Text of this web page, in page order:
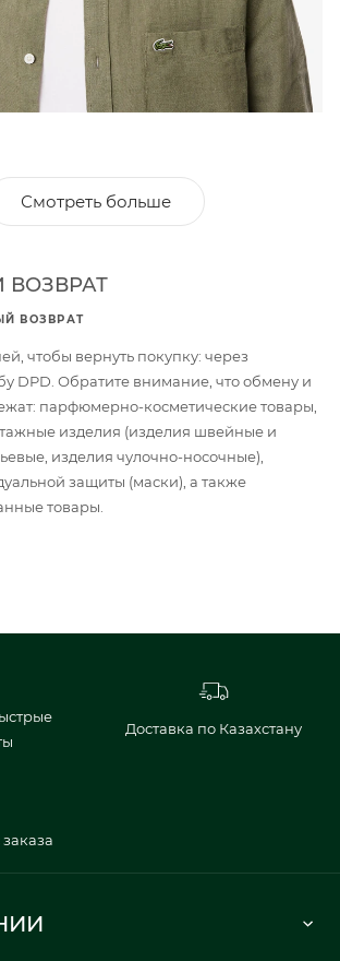
Смотреть больше
ВОЗВРАТ
ВОЗВРАТ
чтобы вернуть покупку: через
DPD. Обратите внимание, что обмену и
парфюмерно-косметические товары,
изделия (изделия швейные и
изделия чулочно-носочные),
защиты (маски), а также
товары.
Доставка по Казахстану
заказа